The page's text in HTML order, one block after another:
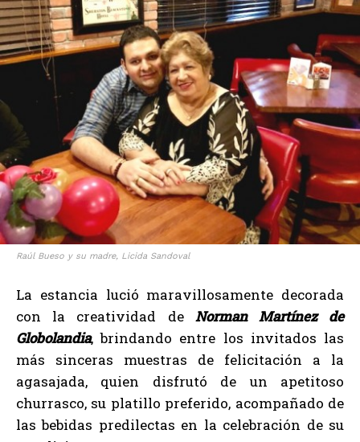
Raúl Bueso y su madre, Licida Sandoval
La estancia lució maravillosamente decorada
con la creatividad de Norman Martínez de
Globolandia, brindando entre los invitados las
más sinceras muestras de felicitación a la
agasajada, quien disfrutó de un apetitoso
churrasco, su platillo preferido, acompañado de
las bebidas predilectas en la celebración de su